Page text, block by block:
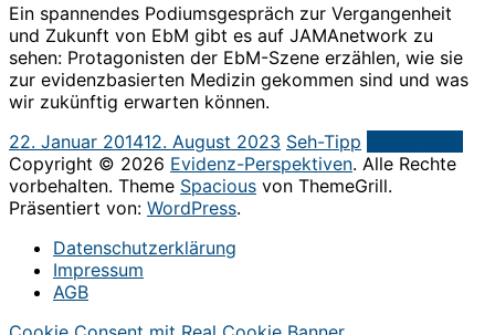
Ein spannendes Podiumsgespräch zur Vergangenheit
und Zukunft von EbM gibt es auf JAMAnetwork zu
sehen: Protagonisten der EbM-Szene erzählen, wie sie
zur evidenzbasierten Medizin gekommen sind und was
wir zukünftig erwarten können.
22. Januar 201412. August 2023 Seh-Tipp
Copyright © 2026 Evidenz-Perspektiven. Alle Rechte
vorbehalten. Theme Spacious von ThemeGrill.
Präsentiert von: WordPress.
Datenschutzerklärung
Impressum
AGB